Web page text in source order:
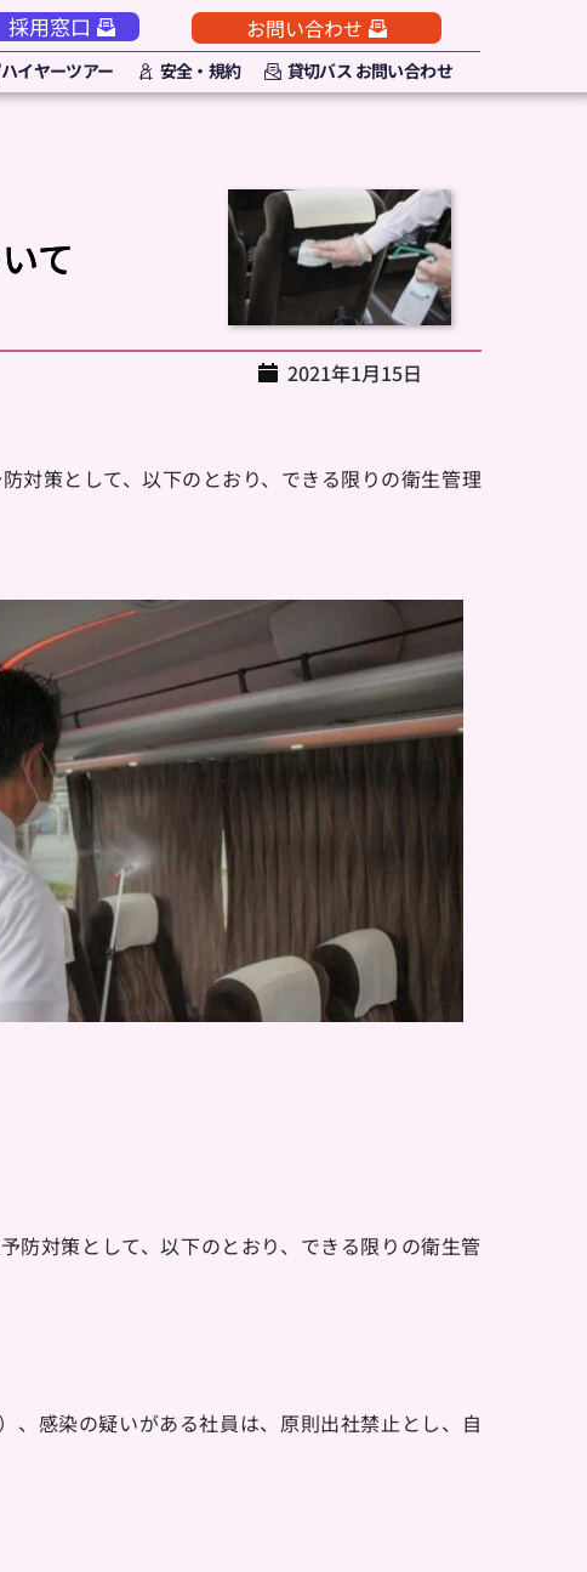
採用窓口 お問い合わせ
イヤーツアー 安全・規約 貸切バス お問い合わせ
て
2021年1月15日
対策として、以下のとおり、できる限りの衛生管理
防対策として、以下のとおり、できる限りの衛生管
感染の疑いがある社員は、原則出社禁止とし、自